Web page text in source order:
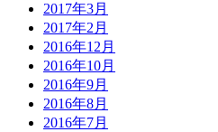
2017年3月
2017年2月
2016年12月
2016年10月
2016年9月
2016年8月
2016年7月